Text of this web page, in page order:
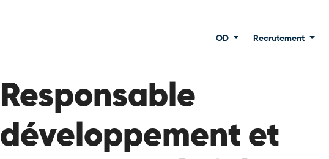
OD Recrutement
Responsable
développement et